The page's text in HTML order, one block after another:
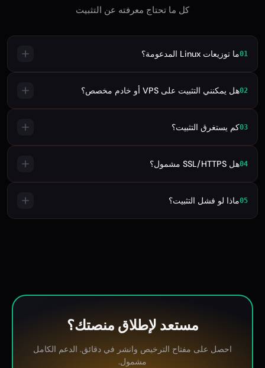
كل ما تحتاج معرفته عن التثبيت
01ما توزيعات Linux المدعومة؟
02هل يمكنني التثبيت على VPS أو خادم مخصص؟
03كم يستغرق التثبيت؟
04هل SSL/HTTPS مشمول؟
05ماذا لو فشل التثبيت؟
مستعد لإطلاق منصتك؟
احصل على مفتاح الترخيص وانشر في دقائق. الدعم الكامل
مشمول.